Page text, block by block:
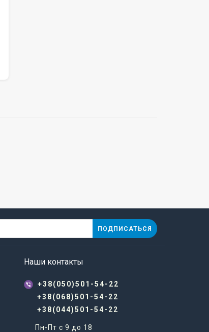
ПОДПИСАТЬСЯ
Наши контакты
+38(050)501-54-22
+38(068)501-54-22
+38(044)501-54-22
Пн-Пт с 9 до 18